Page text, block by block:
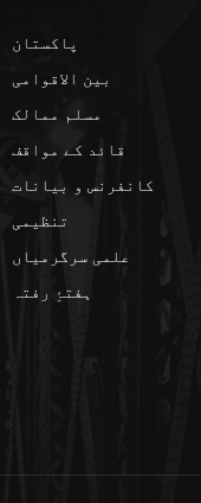
پاکستان
بین الاقوامی
مسلم ممالک
قائد کے مواقف
کانفرنس و بیانات
تنظیمی
علمی سرگرمیاں
ہفتۂِ رفتہ